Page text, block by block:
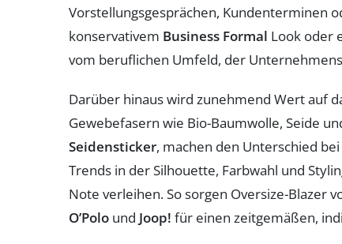
Vorstellungsgesprächen, Kundenterminen
konservativem Business Formal Look oder
vom beruflichen Umfeld, der
Darüber hinaus wird zunehmend Wert auf
Gewebefasern wie Bio-Baumwolle, Seide
Seidensticker, machen den Unterschied
Trends in der Silhouette, Farbwahl und
Note verleihen. So sorgen Oversize-Blazer
O’Polo und Joop! für einen zeitgemäßen,